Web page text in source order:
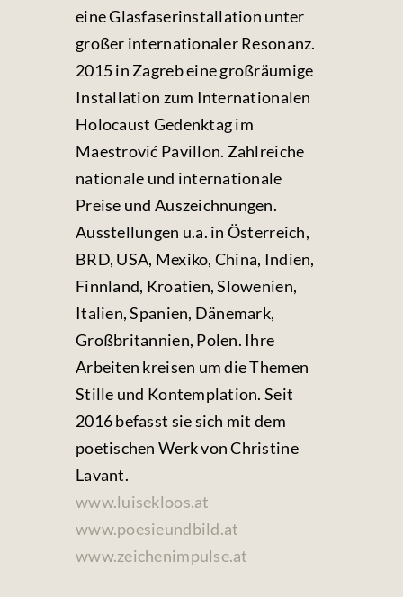
eine Glasfaserinstallation unter
großer internationaler Resonanz.
2015 in Zagreb eine großräumige
Installation zum Internationalen
Holocaust Gedenktag im
Maestrović Pavillon. Zahlreiche
nationale und internationale
Preise und Auszeichnungen.
Ausstellungen u.a. in Österreich,
BRD, USA, Mexiko, China, Indien,
Finnland, Kroatien, Slowenien,
Italien, Spanien, Dänemark,
Großbritannien, Polen. Ihre
Arbeiten kreisen um die Themen
Stille und Kontemplation. Seit
2016 befasst sie sich mit dem
poetischen Werk von Christine
Lavant.
www.luisekloos.at
www.poesieundbild.at
www.zeichenimpulse.at